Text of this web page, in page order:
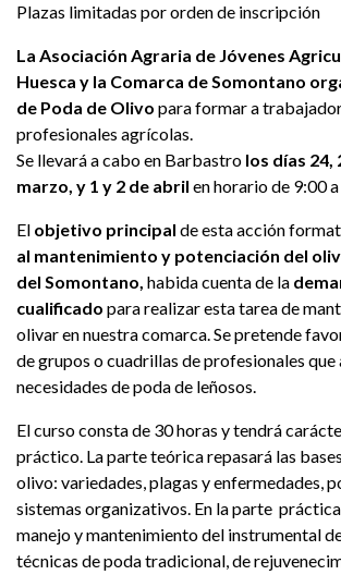
Plazas limitadas por orden de inscripción
La Asociación Agraria de Jóvenes
Huesca y la Comarca de Somontano
de Poda de Olivo para formar a
profesionales agrícolas.
Se llevará a cabo en Barbastro los días 24,
marzo, y 1 y 2 de abril en horario de 9:00
El objetivo principal de esta acción
al mantenimiento y potenciación del
del Somontano, habida cuenta de la
cualificado para realizar esta tarea de
olivar en nuestra comarca. Se pretende
de grupos o cuadrillas de profesionales que
necesidades de poda de leñosos.
El curso consta de 30 horas y tendrá
práctico. La parte teórica repasará las
olivo: variedades, plagas y enfermedades,
sistemas organizativos. En la parte
manejo y mantenimiento del instrumental
técnicas de poda tradicional, de